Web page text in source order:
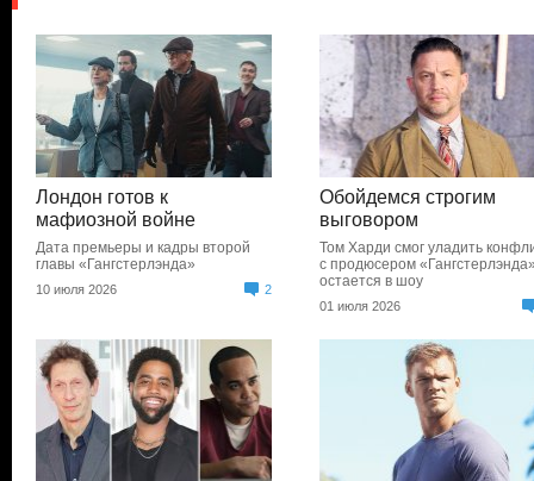
Лондон готов к
мафиозной войне
Дата премьеры и кадры второй
главы «Гангстерлэнда»
10 июля 2026 2
Обойдемся строгим
выговором
Том Харди смог уладить
с продюсером
остается в шоу
01 июля 2026